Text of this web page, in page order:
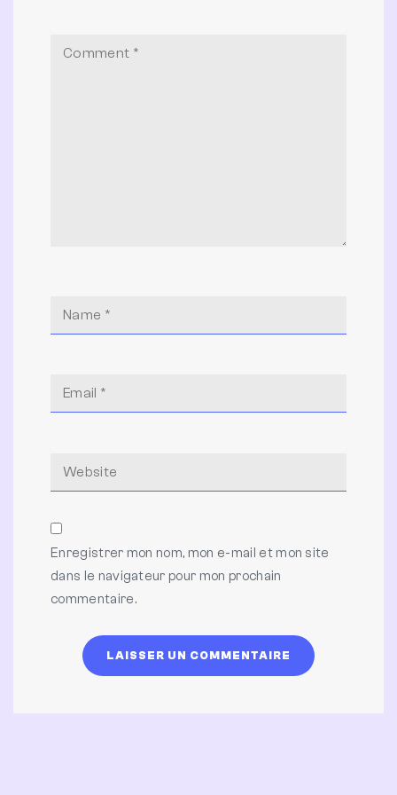
Enregistrer mon nom, mon e-mail et mon site
dans le navigateur pour mon prochain
commentaire.